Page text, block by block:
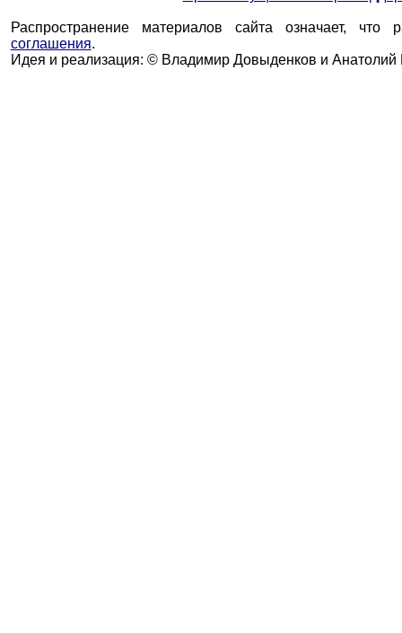
Распространение материалов сайта означает, что
соглашения.
Идея и реализация: © Владимир Довыденков и